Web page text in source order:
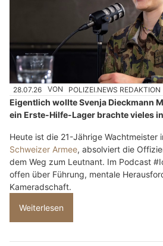
28.07.26 VON POLIZEI.NEWS REDAKTION
Eigentlich wollte Svenja Dieckmann
ein Erste-Hilfe-Lager brachte vieles
Heute ist die 21-Jährige Wachtmeister
Schweizer Armee, absolviert die
dem Weg zum Leutnant. Im Podcast
offen über Führung, mentale
Kameradschaft.
Weiterlesen